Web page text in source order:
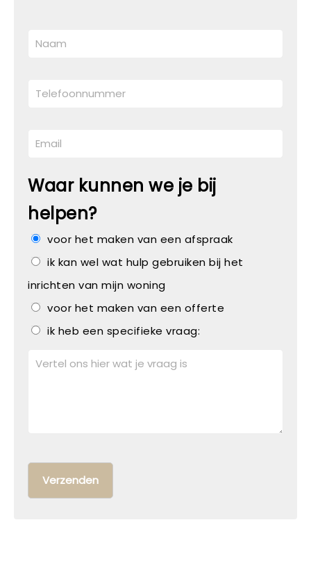
Waar kunnen we je bij
helpen?
voor het maken van een afspraak
ik kan wel wat hulp gebruiken bij het
inrichten van mijn woning
voor het maken van een offerte
ik heb een specifieke vraag: